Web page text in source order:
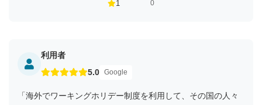
1 0
利用者
5.0 Google
「海外でワーキングホリデー制度を利用して、その国の人々